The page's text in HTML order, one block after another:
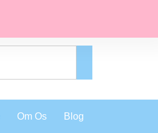
Om Os Blog